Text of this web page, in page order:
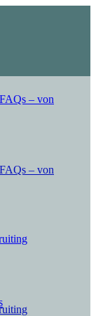
– von
– von